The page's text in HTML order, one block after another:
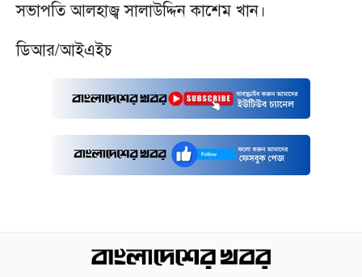
সভাপতি আলহাজ্ব সালাউদ্দিন কাশেম খান।
ডিআর/আইএইচ